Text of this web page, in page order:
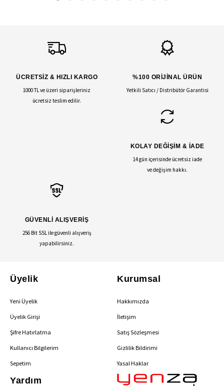
ÜCRETSİZ & HIZLI KARGO
1000 TL ve üzeri siparişleriniz
ücretsiz teslim edilir.
%100 ORİJİNAL ÜRÜN
Yetkili Satıcı / Distribütör Garantisi
KOLAY DEĞİŞİM & İADE
14 gün içerisinde ücretsiz iade
ve değişim hakkı.
GÜVENLİ ALIŞVERİŞ
256 Bit SSL ile güvenli alışveriş
yapabilirsiniz.
Üyelik
Yeni Üyelik
Üyelik Girişi
Şifre Hatırlatma
Kullanıcı Bilgilerim
Sepetim
Kurumsal
Hakkımızda
İletişim
Satış Sözleşmesi
Gizlilik Bildirimi
Yasal Haklar
Yardım